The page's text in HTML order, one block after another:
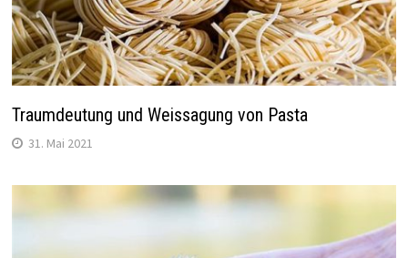
Traumdeutung und Weissagung von Pasta
31. Mai 2021